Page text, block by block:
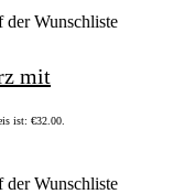
der Wunschliste
mit
ist: €32.00.
der Wunschliste